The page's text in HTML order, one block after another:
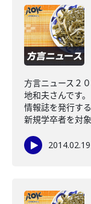
方言ニュース２
地和夫さんです
情報誌を発行す
新規学卒者を対
2014.02.19